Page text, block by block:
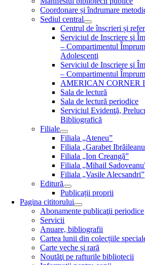
Coordonare și îndrumare
Sediul central
Centrul de înscrieri și
Serviciul de Inscriere şi
– Compartimentul
Adolescenţi
Serviciul de Inscriere şi
– Compartimentul
AMERICAN CORNER
Sala de lectură
Sala de lectură periodice
Serviciul Evidenţă,
Bibliografică
Filiale
Filiala „Ateneu”
Filiala „Garabet
Filiala „Ion Creangă”
Filiala „Mihail
Filiala „Vasile Alecsandri”
Editură
Publicații proprii
Pagina cititorului
Abonamente publicaţii periodice
Servicii
Anuare, bibliografii
Cartea lunii din colecțiile
Carte veche și rară
Noutăţi pe rafturile bibliotecii